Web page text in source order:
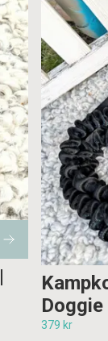
Doggie
379 kr